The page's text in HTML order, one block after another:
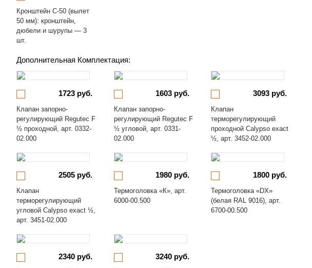
Кронштейн С-50 (вылет
50 мм): кронштейн,
дюбели и шурупы — 3
шт.
Дополнительная Комплектация:
1723 руб.
Клапан запорно-
регулирующий Regutec F
½ проходной, арт. 0332-
02.000
1603 руб.
Клапан запорно-
регулирующий Regutec F
½ угловой, арт. 0331-
02.000
3093 руб.
Клапан
терморегулирующий
проходной Calypso exact
½, арт. 3452-02.000
2505 руб.
Клапан
терморегулирующий
угловой Calypso exact ½,
арт. 3451-02.000
1980 руб.
Термоголовка «К», арт.
6000-00.500
1800 руб.
Термоголовка «DX»
(белая RAL 9016), арт.
6700-00.500
2340 руб. 3240 руб.